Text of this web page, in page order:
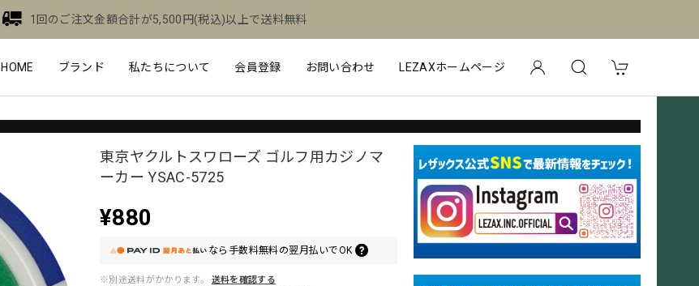
1回のご注文金額合計が5,500円(税込)以上で送料無料
HOME ブランド 私たちについて 会員登録 お問い合わせ LEZAXホームページ
東京ヤクルトスワローズ ゴルフ用カジノマ
ーカー YSAC-5725
¥880
なら 手数料無料の翌月払いでOK
※別途送料がかかります。
送料を確認する